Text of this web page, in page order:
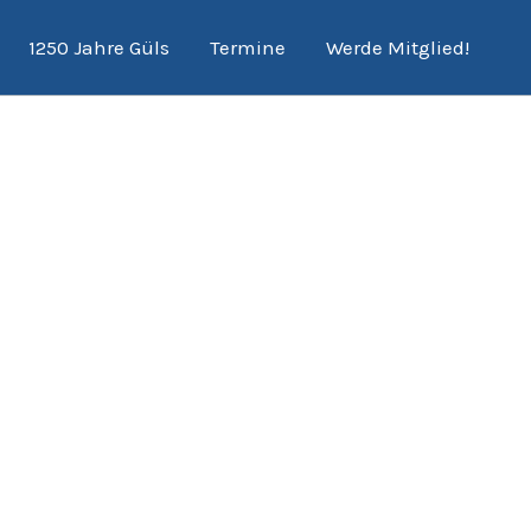
1250 Jahre Güls Termine Werde Mitglied!